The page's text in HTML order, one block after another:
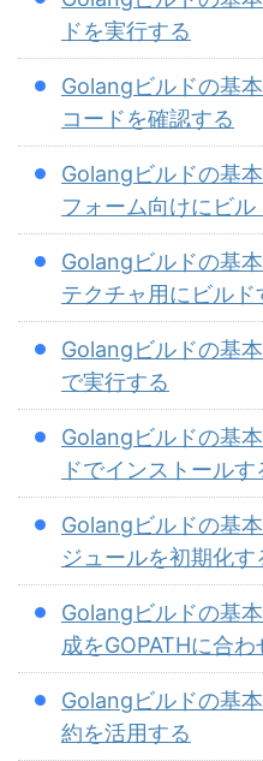
ドを実行する
Golangビルドの基
コードを確認する
Golangビルドの基
フォーム向けにビル
Golangビルドの基
テクチャ用にビルド
Golangビルドの基
で実行する
Golangビルドの基
ドでインストールす
Golangビルドの基
ジュールを初期化す
Golangビルドの基
成をGOPATHに合わ
Golangビルドの基
約を活用する